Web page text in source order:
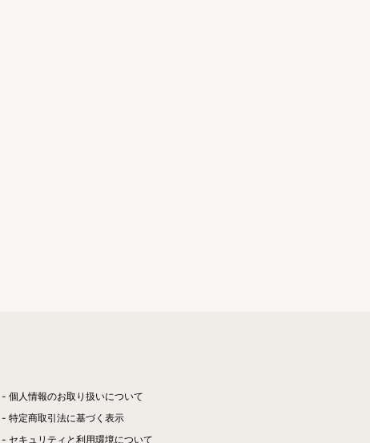
個人情報のお取り扱いについて
特定商取引法に基づく表示
セキュリティと利用環境について